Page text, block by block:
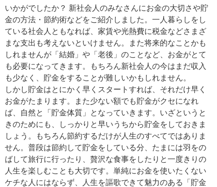
いかがでしたか？ 新社会人のみなさんにお金の大切さや貯
金の方法・節約術などをご紹介しました。一人暮らしをし
ている社会人ともなれば、家賃や光熱費に税金などさまざ
まな支出も考えないといけません。また将来的なことかも
しれませんが「結婚」や「老後」のことなど、お金がとて
も必要になってきます。もちろん新社会人の今はまだ収入
も少なく、貯金をすることが難しいかもしれません。
しかし貯金はとにかく早くスタートすれば、それだけ早く
お金がたまります。また少ない額でも貯金がクセになれ
ば、自然と「貯金体質」となっていきます。いざというと
きのためにも、しっかりと早いうちから貯金をしておきま
しょう。もちろん節約するだけが人生のすべてではありま
せん。普段は節約して貯金をしている分、たまには羽をの
ばして旅行に行ったり、贅沢な食事をしたりと一度きりの
人生を楽しむことも大切です。単純にお金を使いたくない
ケチな人にはならず、人生を謳歌できて魅力のある「貯金